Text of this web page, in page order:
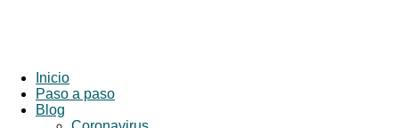
Inicio
Paso a paso
Blog